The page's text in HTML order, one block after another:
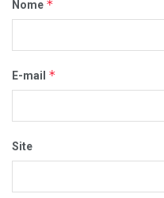
Nome *
E-mail *
Site